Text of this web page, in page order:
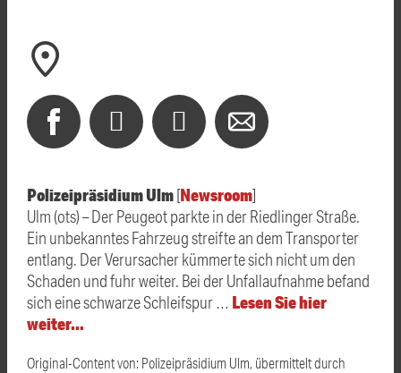
Polizeipräsidium Ulm[Newsroom]
Ulm (ots) – Der Peugeot parkte in der Riedlinger Straße.
Ein unbekanntes Fahrzeug streifte an dem Transporter
entlang. Der Verursacher kümmerte sich nicht um den
Schaden und fuhr weiter. Bei der Unfallaufnahme befand
sich eine schwarze Schleifspur … Lesen Sie hier
weiter…
Original-Content von: Polizeipräsidium Ulm, übermittelt durch